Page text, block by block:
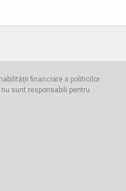
financiare a politicilor
nu sunt responsabili pentru